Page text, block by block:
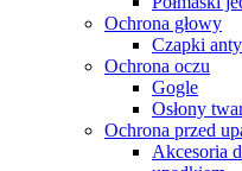
Ochrona głowy
Czapki
Ochrona oczu
Gogle
Osłony
Ochrona przed
Akcesoria